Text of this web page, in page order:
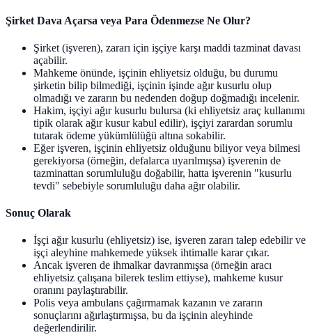
Şirket Dava Açarsa veya Para Ödenmezse Ne Olur?
Şirket (işveren), zararı için işçiye karşı maddi tazminat davası
açabilir.
Mahkeme önünde, işçinin ehliyetsiz olduğu, bu durumu
şirketin bilip bilmediği, işçinin işinde ağır kusurlu olup
olmadığı ve zararın bu nedenden doğup doğmadığı incelenir.
Hakim, işçiyi ağır kusurlu bulursa (ki ehliyetsiz araç kullanımı
tipik olarak ağır kusur kabul edilir), işçiyi zarardan sorumlu
tutarak ödeme yükümlülüğü altına sokabilir.
Eğer işveren, işçinin ehliyetsiz olduğunu biliyor veya bilmesi
gerekiyorsa (örneğin, defalarca uyarılmışsa) işverenin de
tazminattan sorumluluğu doğabilir, hatta işverenin "kusurlu
tevdi" sebebiyle sorumluluğu daha ağır olabilir.
Sonuç Olarak
İşçi ağır kusurlu (ehliyetsiz) ise, işveren zararı talep edebilir ve
işçi aleyhine mahkemede yüksek ihtimalle karar çıkar.
Ancak işveren de ihmalkar davranmışsa (örneğin aracı
ehliyetsiz çalışana bilerek teslim ettiyse), mahkeme kusur
oranını paylaştırabilir.
Polis veya ambulans çağırmamak kazanın ve zararın
sonuçlarını ağırlaştırmışsa, bu da işçinin aleyhinde
değerlendirilir.